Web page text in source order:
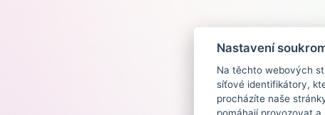
Nastavení
Na těchto webových
síťové identifikátory,
procházíte naše